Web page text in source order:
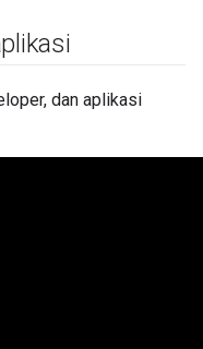
dan aplikasi